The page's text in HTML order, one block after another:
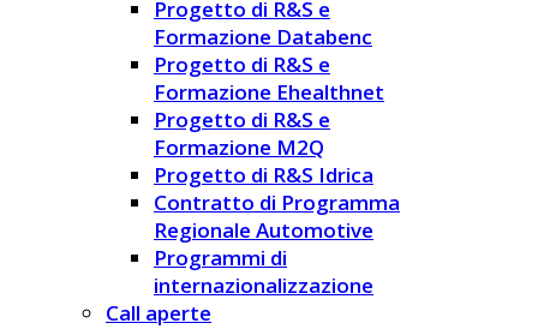
Progetto di R&S e
Formazione Databenc
Progetto di R&S e
Formazione Ehealthnet
Progetto di R&S e
Formazione M2Q
Progetto di R&S Idrica
Contratto di Programma
Regionale Automotive
Programmi di
internazionalizzazione
Call aperte